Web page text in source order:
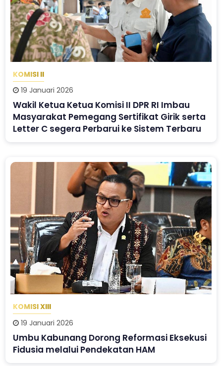
KOMISI II
19 Januari 2026
Wakil Ketua Ketua Komisi II DPR RI Imbau
Masyarakat Pemegang Sertifikat Girik serta
Letter C segera Perbarui ke Sistem Terbaru
KOMISI XIII
19 Januari 2026
Umbu Kabunang Dorong Reformasi Eksekusi
Fidusia melalui Pendekatan HAM